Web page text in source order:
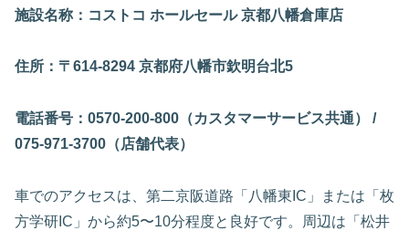
施設名称：コストコ ホールセール 京都八幡倉庫店
住所：〒614-8294 京都府八幡市欽明台北5
電話番号：0570-200-800（カスタマーサービス共通） /
075-971-3700（店舗代表）
車でのアクセスは、第二京阪道路「八幡東IC」または「枚
方学研IC」から約5〜10分程度と良好です。周辺は「松井